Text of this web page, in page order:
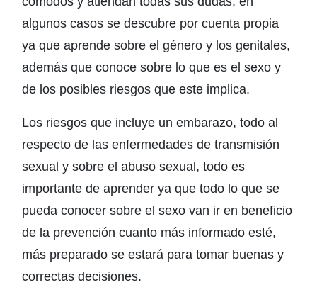
algunos casos se descubre por cuenta propia
ya que aprende sobre el género y los genitales,
además que conoce sobre lo que es el sexo y
de los posibles riesgos que este implica.
Los riesgos que incluye un embarazo, todo al
respecto de las enfermedades de transmisión
sexual y sobre el abuso sexual, todo es
importante de aprender ya que todo lo que se
pueda conocer sobre el sexo van ir en beneficio
de la prevención cuanto más informado esté,
más preparado se estará para tomar buenas y
correctas decisiones.